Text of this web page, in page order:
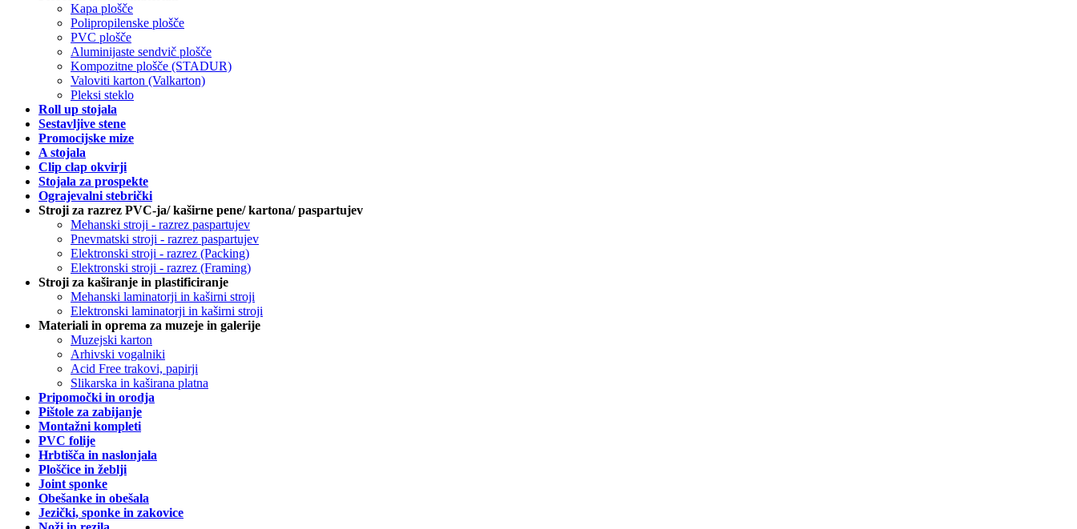
Kapa plošče
Polipropilenske plošče
PVC plošče
Aluminijaste sendvič plošče
Kompozitne plošče (STADUR)
Valoviti karton (Valkarton)
Pleksi steklo
Roll up stojala
Sestavljive stene
Promocijske mize
A stojala
Clip clap okvirji
Stojala za prospekte
Ograjevalni stebrički
Stroji za razrez PVC-ja/ kaširne pene/ kartona/ paspartujev
Mehanski stroji - razrez paspartujev
Pnevmatski stroji - razrez paspartujev
Elektronski stroji - razrez (Packing)
Elektronski stroji - razrez (Framing)
Stroji za kaširanje in plastificiranje
Mehanski laminatorji in kaširni stroji
Elektronski laminatorji in kaširni stroji
Materiali in oprema za muzeje in galerije
Muzejski karton
Arhivski vogalniki
Acid Free trakovi, papirji
Slikarska in kaširana platna
Pripomočki in orodja
Pištole za zabijanje
Montažni kompleti
PVC folije
Hrbtišča in naslonjala
Ploščice in žeblji
Joint sponke
Obešanke in obešala
Jezički, sponke in zakovice